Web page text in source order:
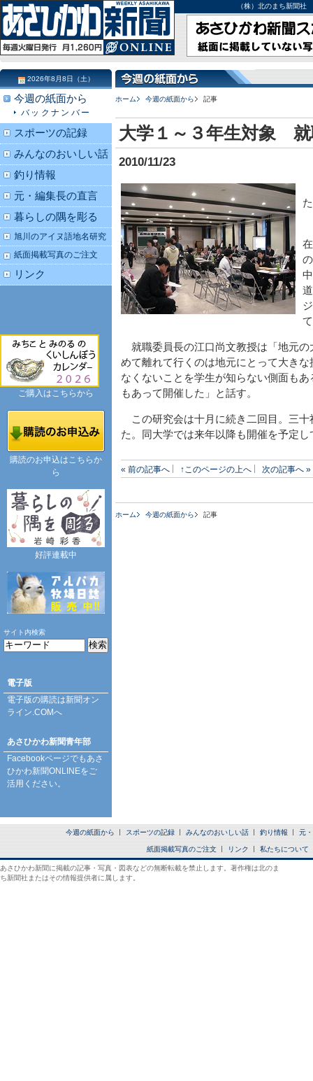
（株）北のまち新聞
ホーム 今週の紙面から 記事
大学１～３年生対象 就
2010/11/23
就職委員長の江口尚文教授は「地元の
めて離れて行くのは地元にとって大き
なくないことを学生が知らない側面も
もあって開催した」と話す。
この研究会は十月に続き二回目。三
た。同大学では来年以降も開催を予定し
« 前の記事へ ↑このページの上へ 次の記事へ »
ホーム 今週の紙面から 記事
2026年8月8日（土）
今週の紙面から
バックナンバー
スポーツの記録
みんなのおいしい話
釣り情報
元・編集長の直言
暮らしの隅を彫る
旭川のアイヌ語地名研究
紙面掲載写真のご注文
リンク
ご購入はこちらから
購読のお申込はこちらか
ら
好評連載中
サイト内検索
電子版
電子版の購読は新聞オン
ライン.COMへ
あさひかわ新聞青年部
Facebookページでもあさ
ひかわ新聞ONLINEをご
活用ください。
今週の紙面から スポーツの記録 みんなのおいしい話 釣り情報 元
紙面掲載写真のご注文 リンク 私たちについて
あさひかわ新聞に掲載の記事・写真・図表などの無断転載を禁止します。著作権は北のま
ち新聞社またはその情報提供者に属します。